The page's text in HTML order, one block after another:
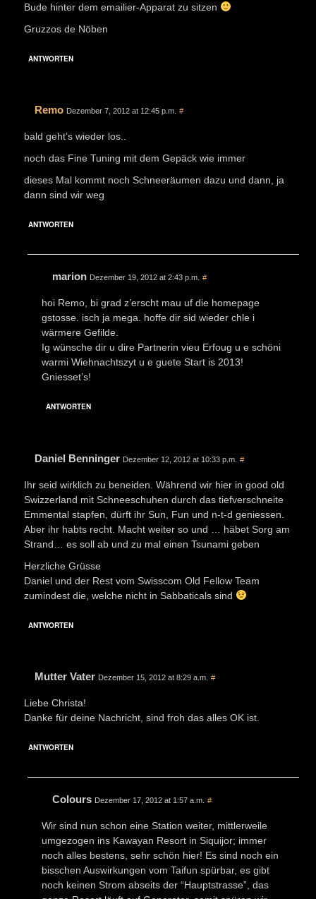
Bude hinter dem emailier-Apparat zu sitzen
Gruzzos de Nöben
ANTWORTEN
Remo Dezember 7, 2012 at 12:45 p.m. #
bald geht’s wieder los..
noch das Fine Tuning mit dem Gepäck wie immer
dieses Mal kommt noch Schneeräumen dazu und dann, ja
dann sind wir weg
ANTWORTEN
marion Dezember 19, 2012 at 2:43 p.m. #
hoi Remo, bi grad z’erscht mau uf die homepage
gstosse. isch ja mega. hoffe dir sid wieder chle i
wärmere Gefilde.
Ig wünsche dir u dire Partnerin vieu Erfoug u e schöni
warmi Wiehnachtszyt u e guete Start is 2013!
Gniesset’s!
ANTWORTEN
Daniel Benninger Dezember 12, 2012 at 10:33 p.m. #
Ihr seid wirklich zu beneiden. Während wir hier in good old
Swizzerland mit Schneeschuhen durch das tiefverschneite
Emmental stapfen, dürft ihr Sun, Fun und n-t-d geniessen.
Aber ihr habts recht. Macht weiter so und … häbet Sorg am
Strand… es soll ab und zu mal einen Tsunami geben
Herzliche Grüsse
Daniel und der Rest vom Swisscom Old Fellow Team
zumindest die, welche nicht in Sabbaticals sind
ANTWORTEN
Mutter Vater Dezember 15, 2012 at 8:29 a.m. #
Liebe Christa!
Danke für deine Nachricht, sind froh das alles OK ist.
ANTWORTEN
Colours Dezember 17, 2012 at 1:57 a.m. #
Wir sind nun schon eine Station weiter, mittlerweile
umgezogen ins Kawayan Resort in Siquijor; immer
noch alles bestens, sehr schön hier! Es sind noch ein
bisschen Auswirkungen vom Taifun spürbar, es gibt
noch keinen Strom abseits der “Hauptstrasse”, das